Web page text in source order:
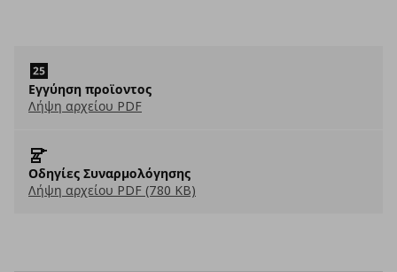
Εγγύηση προϊοντος
Λήψη αρχείου PDF
Οδηγίες Συναρμολόγησης
Λήψη αρχείου PDF (780 KB)